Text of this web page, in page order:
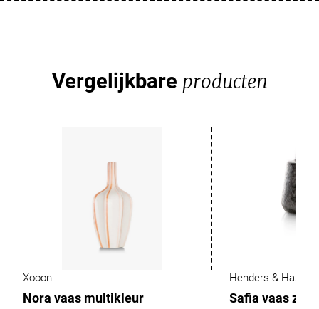
Vergelijkbare producten
Xooon
Nora vaas multikleur
Henders & Hazel
Safia vaas